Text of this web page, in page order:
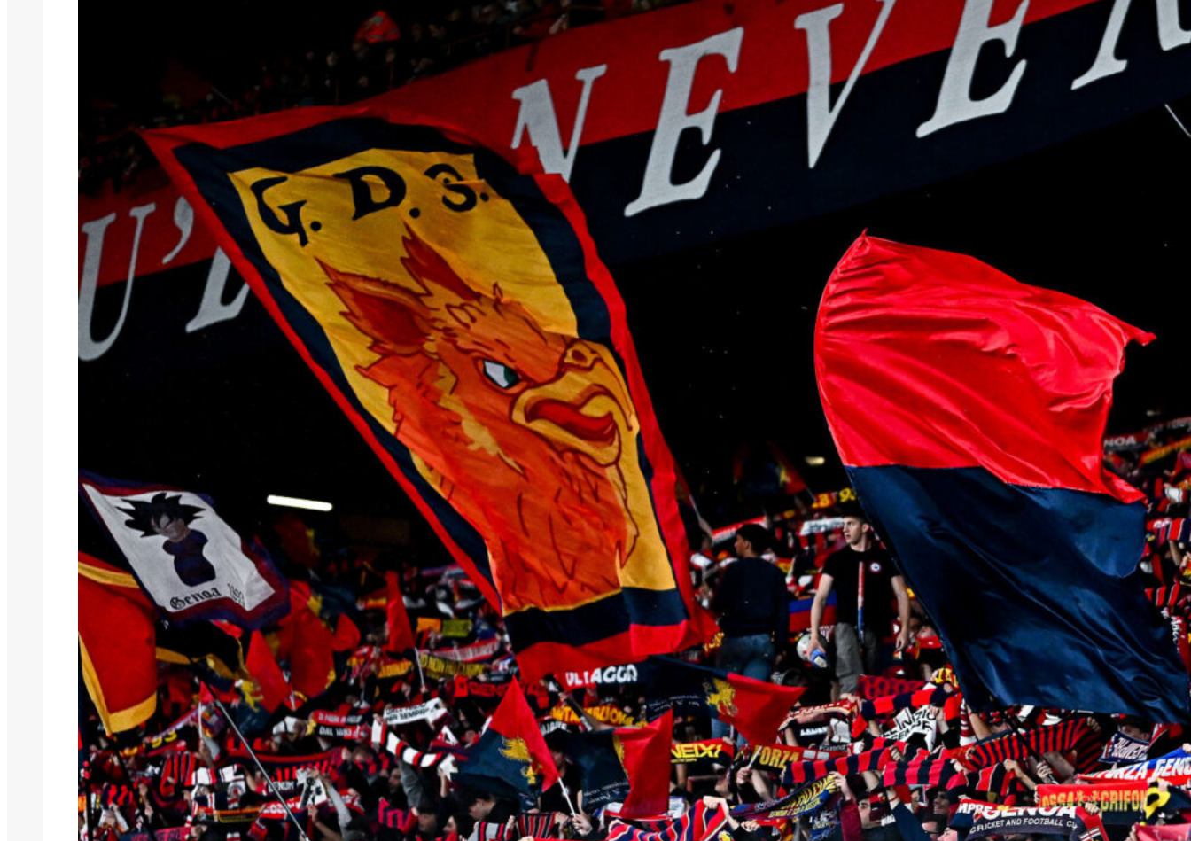
L’ex rossoblù Carparelli riparte dal
Cisano: nuova sfida a 50 anni
6 Agosto 2026
Genoa in lutto: è scomparso l’ex